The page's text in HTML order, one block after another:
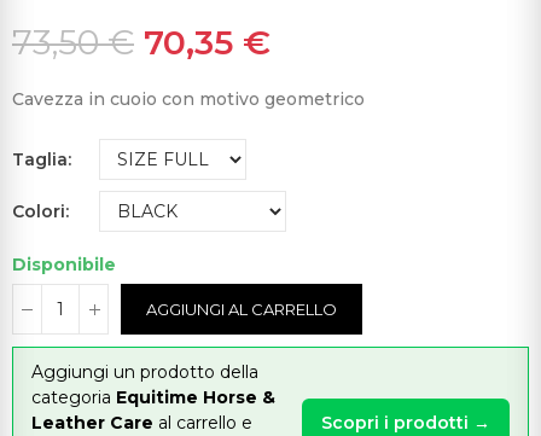
73,50 € 70,35 €
Cavezza in cuoio con motivo geometrico
Taglia
Colori
Disponibile
AGGIUNGI AL CARRELLO
Aggiungi un prodotto della
categoria Equitime Horse &
Leather Care al carrello e
Scopri i prodotti →